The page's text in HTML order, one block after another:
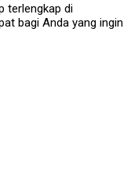
terlengkap di
bagi Anda yang ingin